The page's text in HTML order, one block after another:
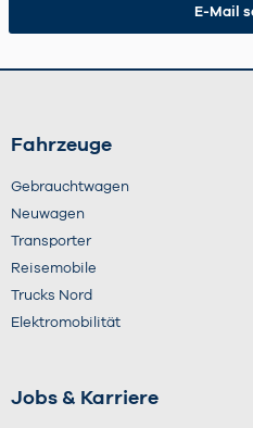
Fahrzeuge
Gebrauchtwagen
Neuwagen
Transporter
Reisemobile
Trucks Nord
Elektromobilität
Jobs & Karriere